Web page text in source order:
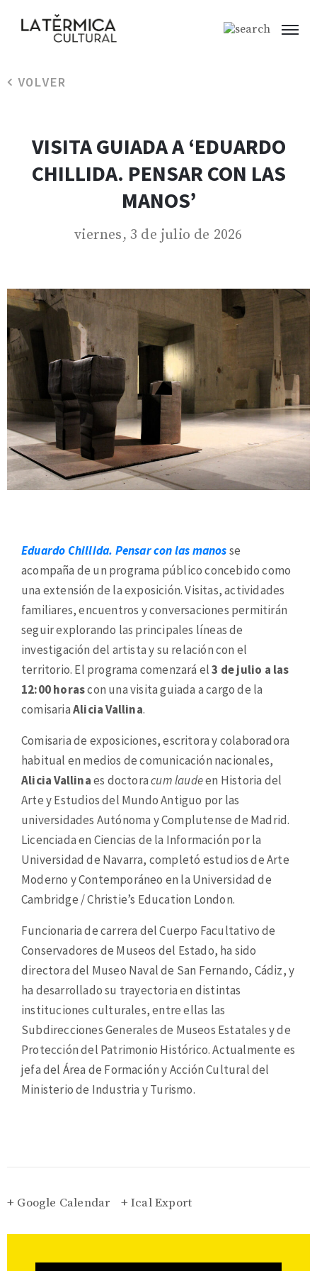
VOLVER
VISITA GUIADA A ‘EDUARDO
CHILLIDA. PENSAR CON LAS
MANOS’
viernes, 3 de julio de 2026
Eduardo Chillida. Pensar con las manosse
acompaña de un programa público concebido como
una extensión de la exposición. Visitas, actividades
familiares, encuentros y conversaciones permitirán
seguir explorando las principales líneas de
investigación del artista y su relación con el
territorio. El programa comenzará el3 de julio a las
12:00 horascon una visita guiada a cargo de la
comisariaAlicia Vallina.
Comisaria de exposiciones, escritora y colaboradora
habitual en medios de comunicación nacionales,
Alicia Vallinaes doctoracum laudeen Historia del
Arte y Estudios del Mundo Antiguo por las
universidades Autónoma y Complutense de Madrid.
Licenciada en Ciencias de la Información por la
Universidad de Navarra, completó estudios de Arte
Moderno y Contemporáneo en la Universidad de
Cambridge / Christie’s Education London.
Funcionaria de carrera del Cuerpo Facultativo de
Conservadores de Museos del Estado, ha sido
directora del Museo Naval de San Fernando, Cádiz, y
ha desarrollado su trayectoria en distintas
instituciones culturales, entre ellas las
Subdirecciones Generales de Museos Estatales y de
Protección del Patrimonio Histórico. Actualmente es
jefa del Área de Formación y Acción Cultural del
Ministerio de Industria y Turismo.
+ Google Calendar + Ical Export